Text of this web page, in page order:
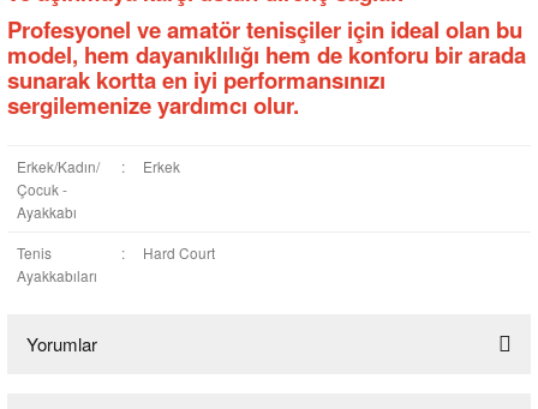
Profesyonel ve amatör tenisçiler için ideal olan bu
model, hem dayanıklılığı hem de konforu bir arada
sunarak kortta en iyi performansınızı
sergilemenize yardımcı olur.
Erkek/Kadın/
Çocuk -
Ayakkabı
: Erkek
Tenis
Ayakkabıları
: Hard Court
Yorumlar